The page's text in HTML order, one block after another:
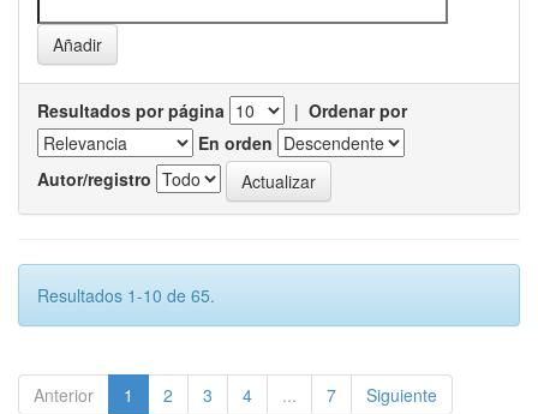
Resultados por página | Ordenar por
En orden
Autor/registro
Resultados 1-10 de 65.
Anterior 1 2 3 4 ... 7 Siguiente